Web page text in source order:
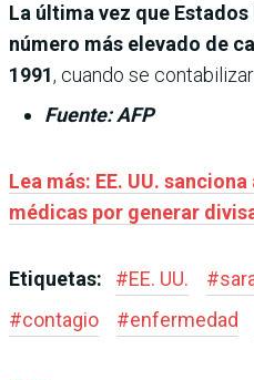
La última vez que
número más elevado de
1991, cuando se
Fuente: AFP
Lea más: EE. UU.
médicas por generar
Etiquetas: #EE. UU. #
#contagio #enfermedad